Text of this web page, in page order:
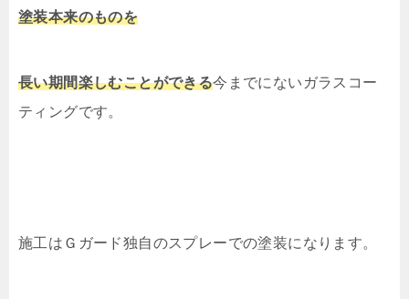
塗装本来のものを
長い期間楽しむことができる今までにないガラスコー
ティングです。
施工はＧガード独自のスプレーでの塗装になります。